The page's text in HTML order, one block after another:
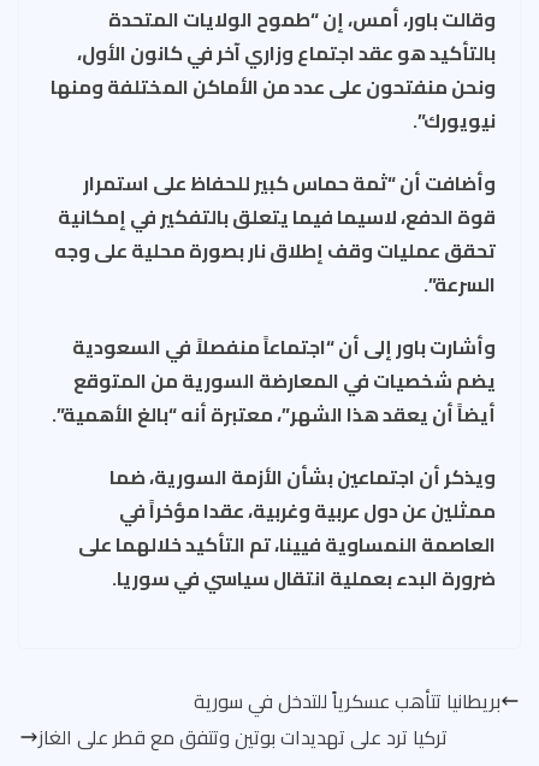
وقالت باور، أمس، إن “طموح الولايات المتحدة
بالتأكيد هو عقد اجتماع وزاري آخر في كانون الأول،
ونحن منفتحون على عدد من الأماكن المختلفة ومنها
نيويورك”.
وأضافت أن “ثمة حماس كبير للحفاظ على استمرار
قوة الدفع، لاسيما فيما يتعلق بالتفكير في إمكانية
تحقق عمليات وقف إطلاق نار بصورة محلية على وجه
السرعة”.
وأشارت باور إلى أن “اجتماعاً منفصلاً في السعودية
يضم شخصيات في المعارضة السورية من المتوقع
أيضاً أن يعقد هذا الشهر”، معتبرة أنه “بالغ الأهمية”.
ويذكر أن اجتماعين بشأن الأزمة السورية، ضما
ممثلين عن دول عربية وغربية، عقدا مؤخراً في
العاصمة النمساوية فيينا، تم التأكيد خلالهما على
ضرورة البدء بعملية انتقال سياسي في سوريا.
بريطانيا تتأهب عسكرياً للتدخل في سورية
تركيا ترد على تهديدات بوتين وتتفق مع قطر على الغاز